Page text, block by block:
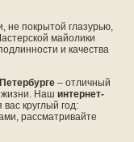
не покрытой глазурью,
майолики
и качества
– отличный
жизни. Наш интернет-
вас круглый год:
рассматривайте